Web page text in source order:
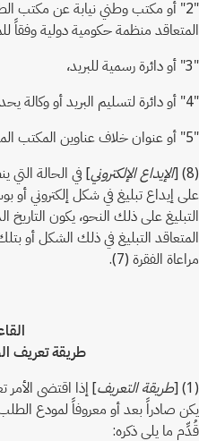
"2" أو مكتب وطني نيابة عن مكتب
المتعاقد منظمة حكومية دولية وفقاً للمادة
"3" أو دائرة رسمية للبريد،
"4" أو دائرة لتسليم البريد أو وكالة يحددها الطرف المتعاقد،
"5" أو عنوان خلاف عناوين المكتب المذكورة.
(8) [
الإيداع الإلكتروني] في الحالة التي
على إيداع تبليغ في شكل إلكتروني أو
التبليغ على ذلك النحو، يكون
المتعاقد التبليغ في ذلك الشكل أو
مراعاة الفقرة (7).
طريقة تعريف
(1) [
طريقة التعريف] إذا اقتضى
يكن صادراً بعد أو معروفاً لمودع
قُدِّم ما يلي ذكره: